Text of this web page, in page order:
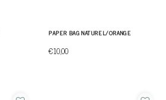
PAPER BAG NATUREL/ORANGE
€10,00